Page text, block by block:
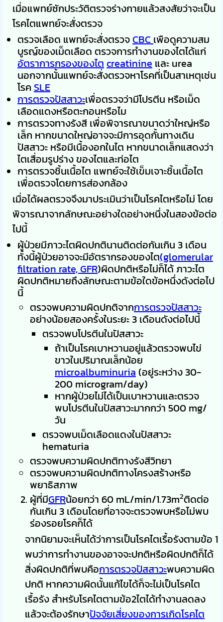
เมื่อแพทย์ซักประวัติตรวจร่างกายแล้วสงสัยว่าจะเป็น
โรคไตแพทย์จะสั่งตรวจ
ตรวจเลือด แพทย์จะสั่งตรวจCBC เพือดูความสม
บูรญ์ของเม็ดเลือด ตรวจการทำงานของไตได้แก่
อัตราการกรองของไต creatinine และ urea
นอกจากนั้นแพทย์จะสั่งตรวจหาโรคที่เป็นสาเหตุเช่น
โรค SLE
การตรวจปัสสาวะเพื่อตรวจว่ามีโปรตีน หรือเม็ด
เลือดแดงหรือตะกอนหรือไม
การตรวจทางรังสี เพื่อพิจารณาขนาดว่าใหญ่หรือ
เล็ก หากขนาดใหญ่อาจจะมีการอุดกั้นทางเดิน
ปัสสาวะ หรือมีเนื้องอกในไต หากขนาดเล็กแสดงว่า
ไตเสื่อมรูปร่าง ของไตและท่อไต
การตรวจชิ้นเนื้อไต แพทย์จะใช้เข็มเจาะชิ้นเนื้อไต
เพื่อตรวจโดยการส่องกล้อง
เมื่อได้ผลตรวจจึงมาประเมินว่าเป็นโรคไตหรือไม่ โดย
พิจารณาจากลักษณะอย่างใดอย่างหนึ่งในสองข้อต่อ
ไปนี้
ผู้ป่วยมีภาวะไตผิดปกตินานติดต่อกันเกิน 3 เดือน
ทั้งนี้ผู้ป่วยอาจจะมีอัตรากรองของไต(glomerular
ﬁltration rate, GFR)ผิดปกติหรือไม่ก็ได้ ภาวะไต
ผิดปกติหมายถึงลักษณะตามข้อใดข้อหนึ่งดังต่อไป
นี้
ตรวจพบความผิดปกติจากการตรวจปัสสาวะ
อย่างน้อยสองครั้งในระยะ 3 เดือนดังต่อไปนี้
ตรวจพบโปรตีนในปัสสาวะ
ถ้าเป็นโรคเบาหวานอยู่แล้วตรวจพบไข่
ขาวในปริมาณเล็กน้อย
microalbuminuria (อยู่ระหว่าง 30-
200 microgram/day)
หากผู้ป่วยไม่ได้เป็นเบาหวานและตรวจ
พบโปรตีนในปัสสาวะมากกว่า 500 mg/
วัน
ตรวจพบเม็ดเลือดแดงในปัสสาวะ
hematuria
ตรวจพบความผิดปกติทางรังสีวิทยา
ตรวจพบความผิดปกติทางโครงสร้างหรือ
พยาธิสภาพ
ผู้ที่มีGFRน้อยกว่า 60 mL/min/1.73m2ติดต่อ
กันเกิน 3 เดือนโดยที่อาจจะตรวจพบหรือไม่พบ
ร่องรอยโรคก็ได้
จากนิยามจะเห็นได้ว่าการเป็นโรคไตเรื้อรังตามข้อ 1
พบว่าการทำงานของอาจจะปกติหรือผิดปกติก็ได้
สิ่งผิดปกติที่พบคือการตรวจปัสสาวะพบความผิด
ปกติ หากความผิดนั้นแก้ไขได้ก็จะไม่เป็นโรคไต
เรื้อรัง สำหรับโรคไตตามข้อ2ไตได้ทำงานลดลง
แล้วจะต้องรักษาปัจจัยเสี่ยงของการเกิดโรคไต